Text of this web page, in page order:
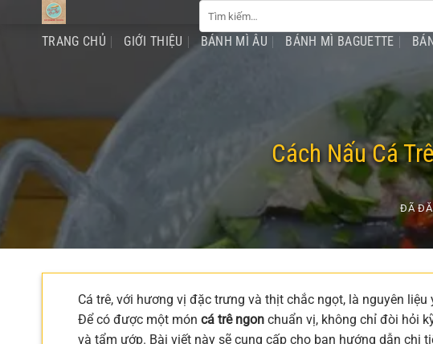
kiếm:
TRANG CHỦ GIỚI THIỆU BÁNH MÌ ÂU BÁNH MÌ BAGUETTE
Cách Nấu Cá
ĐÃ
Cá trê, với hương vị đặc trưng và thịt chắc ngọt, là nguyên
Để có được một món cá trê ngon chuẩn vị, không chỉ đòi hỏi
và tẩm ướp. Bài viết này sẽ cung cấp cho bạn hướng dẫn chi